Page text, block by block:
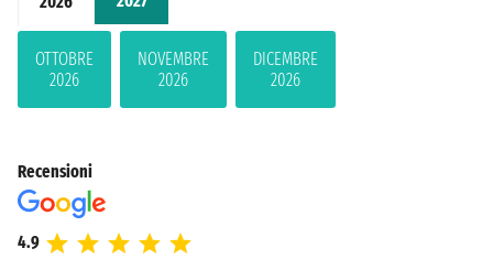
OTTOBRE
2026
NOVEMBRE
2026
DICEMBRE
2026
Recensioni
4.9